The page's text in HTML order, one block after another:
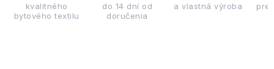
kvalitného
bytového textilu
do 14 dní od
doručenia
a vlastná výroba pre